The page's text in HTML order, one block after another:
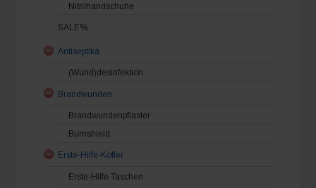
Nitrilhandschuhe
SALE%
Antiseptika
(Wund)desinfektion
Brandwunden
Brandwundenpflaster
Burnshield
Erste-Hilfe-Koffer
Erste-Hilfe Taschen